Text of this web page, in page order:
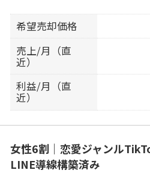
希望売却価格
売上/月（直
近）
利益/月（直
近）
女性6割｜恋愛ジャンル
LINE導線構築済み